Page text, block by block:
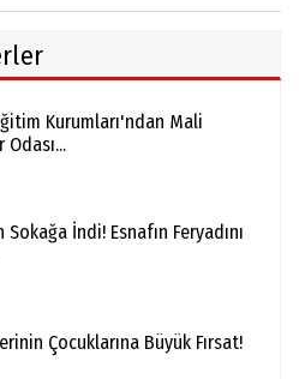
Kurumları'ndan Mali
Sokağa İndi! Esnafın Feryadını
Çocuklarına Büyük Fırsat!